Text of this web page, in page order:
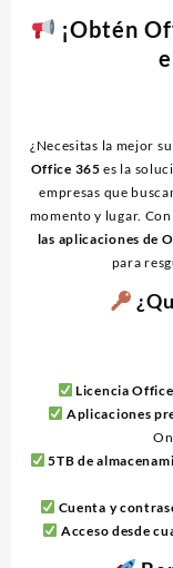
1TB
| ¡Obtén
¿Necesitas la mejor
Office 365 es la
empresas que
momento y lugar.
las aplicaciones de
para
Licencia
Aplicaciones
5TB de
Cuenta y
Acceso desde